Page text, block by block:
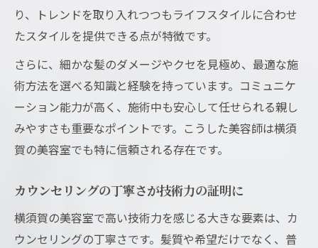
り、トレンドを取り入れつつもライフスタイルに合わせ
たスタイルを提供できる点が特徴です。
さらに、細かな髪のダメージやクセを見極め、最適な施
術方法を選べる知識と経験を持っています。コミュニケ
ーション能力が高く、施術中も安心して任せられる親し
みやすさも重要なポイントです。こうした美容師は横須
賀の美容室でも特に信頼される存在です。
カウンセリングの丁寧さが技術力の証明に
横須賀の美容室で高い技術力を感じる大きな要素は、カ
ウンセリングの丁寧さです。髪質や希望だけでなく、普